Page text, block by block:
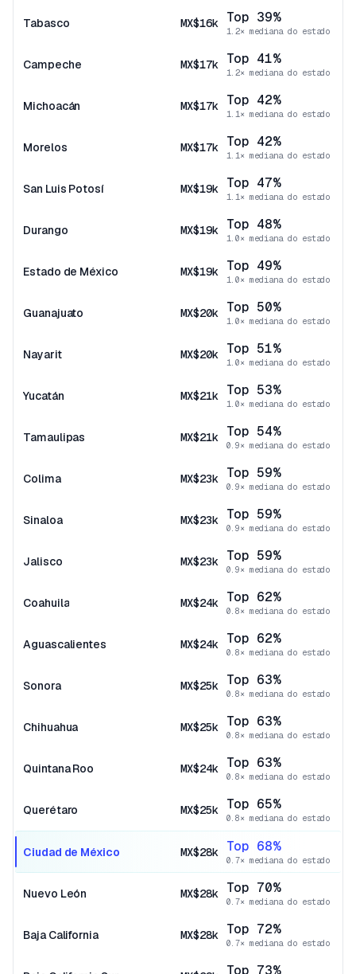
Tabasco MX$16k Top 39%
1.2× mediana do estado
Campeche MX$17k Top 41%
1.2× mediana do estado
Michoacán MX$17k Top 42%
1.1× mediana do estado
Morelos MX$17k Top 42%
1.1× mediana do estado
San Luis Potosí MX$19k Top 47%
1.1× mediana do estado
Durango MX$19k Top 48%
1.0× mediana do estado
Estado de México MX$19k Top 49%
1.0× mediana do estado
Guanajuato MX$20k Top 50%
1.0× mediana do estado
Nayarit MX$20k Top 51%
1.0× mediana do estado
Yucatán MX$21k Top 53%
1.0× mediana do estado
Tamaulipas MX$21k Top 54%
0.9× mediana do estado
Colima MX$23k Top 59%
0.9× mediana do estado
Sinaloa MX$23k Top 59%
0.9× mediana do estado
Jalisco MX$23k Top 59%
0.9× mediana do estado
Coahuila MX$24k Top 62%
0.8× mediana do estado
Aguascalientes MX$24k Top 62%
0.8× mediana do estado
Sonora MX$25k Top 63%
0.8× mediana do estado
Chihuahua MX$25k Top 63%
0.8× mediana do estado
Quintana Roo MX$24k Top 63%
0.8× mediana do estado
Querétaro MX$25k Top 65%
0.8× mediana do estado
Ciudad de México MX$28k Top 68%
0.7× mediana do estado
Nuevo León MX$28k Top 70%
0.7× mediana do estado
Baja California MX$28k Top 72%
0.7× mediana do estado
Top 73%